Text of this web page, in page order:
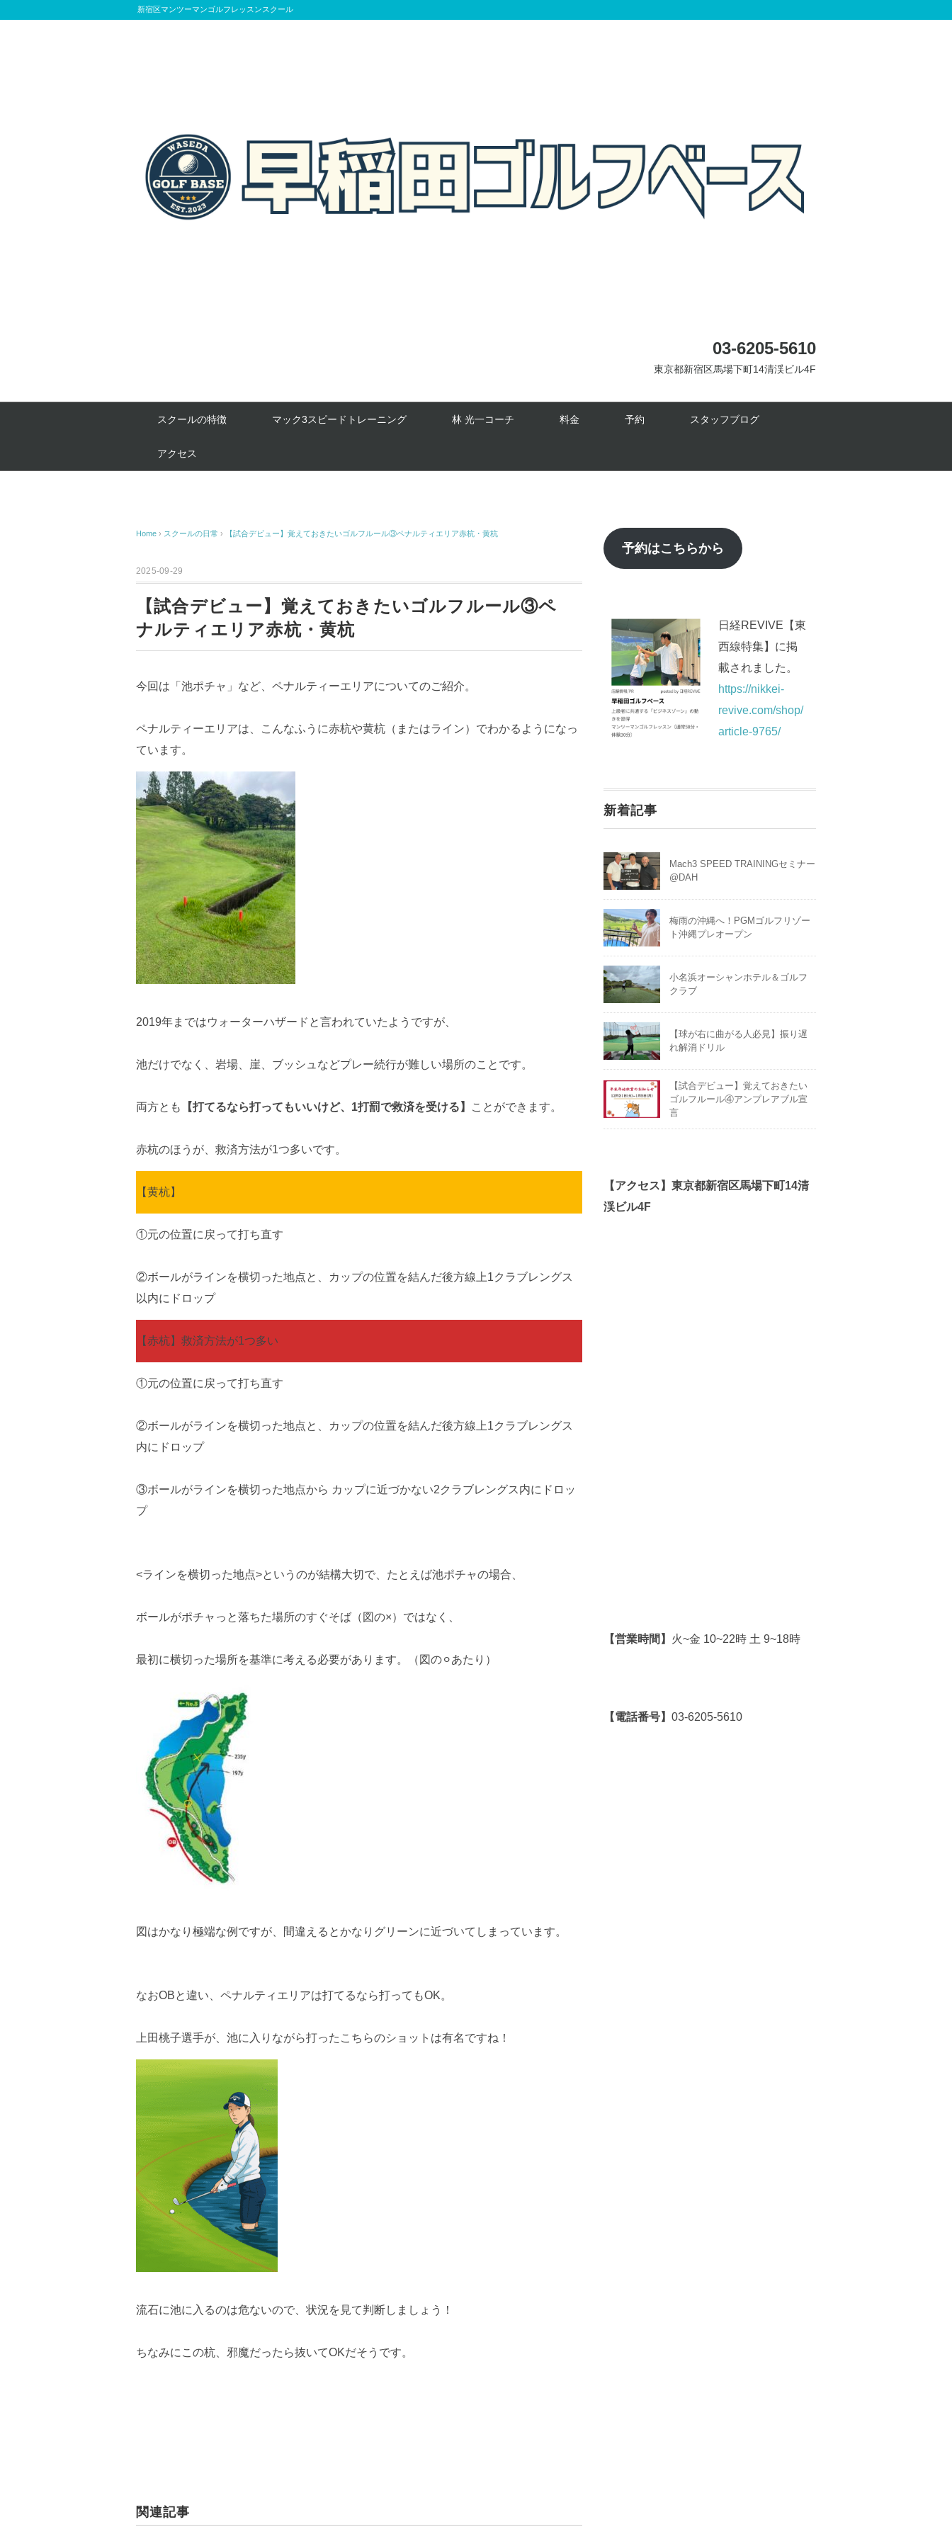
新宿区マンツーマンゴルフレッスンスクール
03-6205-5610
東京都新宿区馬場下町14清渓ビル4F
スクールの特徴 マック3スピードトレーニング 林 光一コーチ 料金 予約 スタッフブログ
アクセス
Home › スクールの日常 › 【試合デビュー】覚えておきたいゴルフルール③ペナルティエリア赤杭・黄杭
2025-09-29
【試合デビュー】覚えておきたいゴルフルール③ペ
ナルティエリア赤杭・黄杭
今回は「池ポチャ」など、ペナルティーエリアについてのご紹介。
ペナルティーエリアは、こんなふうに赤杭や黄杭（またはライン）でわかるようになっ
ています。
2019年まではウォーターハザードと言われていたようですが、
池だけでなく、岩場、崖、ブッシュなどプレー続行が難しい場所のことです。
両方とも 【打てるなら打ってもいいけど、1打罰で救済を受ける】 ことができます。
赤杭のほうが、救済方法が1つ多いです。
【黄杭】
①元の位置に戻って打ち直す
②ボールがラインを横切った地点と、カップの位置を結んだ後方線上1クラブレングス
以内にドロップ
【赤杭】救済方法が1つ多い
①元の位置に戻って打ち直す
②ボールがラインを横切った地点と、カップの位置を結んだ後方線上1クラブレングス
内にドロップ
③ボールがラインを横切った地点から カップに近づかない2クラブレングス内にドロッ
プ
<ラインを横切った地点>というのが結構大切で、たとえば池ポチャの場合、
ボールがポチャっと落ちた場所のすぐそば（図の×）ではなく、
最初に横切った場所を基準に考える必要があります。（図の⚪︎あたり）
図はかなり極端な例ですが、間違えるとかなりグリーンに近づいてしまっています。
なおOBと違い、ペナルティエリアは打てるなら打ってもOK。
上田桃子選手が、池に入りながら打ったこちらのショットは有名ですね！
流石に池に入るのは危ないので、状況を見て判断しましょう！
ちなみにこの杭、邪魔だったら抜いてOKだそうです。
関連記事
予約はこちらから
日経REVIVE【東
西線特集】に掲
載されました。
https://nikkei-
revive.com/shop/
article-9765/
新着記事
Mach3 SPEED TRAININGセミナー
@DAH
梅雨の沖縄へ！PGMゴルフリゾー
ト沖縄プレオープン
小名浜オーシャンホテル＆ゴルフ
クラブ
【球が右に曲がる人必見】振り遅
れ解消ドリル
【試合デビュー】覚えておきたい
ゴルフルール④アンプレアブル宣
言
【アクセス】東京都新宿区馬場下町14清
渓ビル4F
【営業時間】 火~金 10~22時 土 9~18時
【電話番号】03-6205-5610